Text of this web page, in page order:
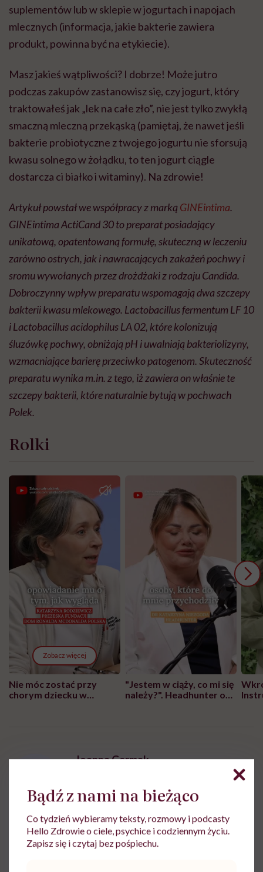
suplementów lub w sklepie w jogurtach i napojach
mlecznych (informacja, jakie bakterie zawiera
produkt, powinna być na etykiecie).
Masz jakieś wątpliwości? I dobrze! Może jutro
podczas zakupów zastanowisz się, czy jogurt, który
traktowałeś jak „lek na całe zło”, nie jest tylko zwykłą
smaczną mleczną przekąską (pamiętaj, że nawet jeśli
bakterie probiotyczne z twojego jogurtu nie sforsują
kwasu solnego w żołądku, to ten jogurt ciągle
dostarcza ci białko i witaminy). Na zdrowie!
Artykuł powstał we współpracy z markąGINEintima.
GINEintima ActiCand 30 to preparat posiadający
unikatową, opatentowaną formułę, skuteczną w leczeniu
zarówno ostrych, jak i nawracających zakażeń pochwy i
sromu wywołanych przez drożdżaki z rodzaju Candida.
Dobroczynny wpływ preparatu wspomagają dwa szczepy
bakterii kwasu mlekowego. Lactobacillus fermentum LF 10
i Lactobacillus acidophilus LA 02, które kolonizują
śluzówkę pochwy, obniżają pH i uwalniają bakteriolizyny,
wzmacniające barierę przeciwko patogenom. Skuteczność
preparatu wynika m.in. z tego, iż zawiera on właśnie te
szczepy bakterii, które naturalnie bytują w pochwach
Polek.
Rolki
Zobacz więcej
Nie móc zostać przy
chorym dziecku w
"Jestem w ciąży, co mi się
należy?". Headhunter o
Joanna Germak
Udostępnij
Bądź z nami na bieżąco
Co tydzień wybieramy teksty, rozmowy i podcasty
Hello Zdrowie o ciele, psychice i codziennym życiu.
Zapisz się i czytaj bez pośpiechu.